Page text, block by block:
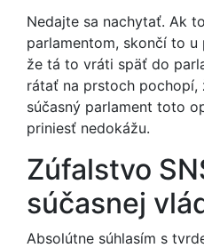
Nedajte sa nachytať. Ak
parlamentom, skončí to u
že tá to vráti späť do
rátať na prstoch pochopí,
súčasný parlament toto
priniesť nedokážu.
Zúfalstvo
súčasnej
Absolútne súhlasím s